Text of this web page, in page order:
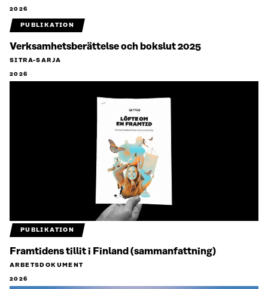
2026
PUBLIKATION
Verksamhetsberättelse och bokslut 2025
SITRA-SARJA
2026
PUBLIKATION
Framtidens tillit i Finland (sammanfattning)
ARBETSDOKUMENT
2026